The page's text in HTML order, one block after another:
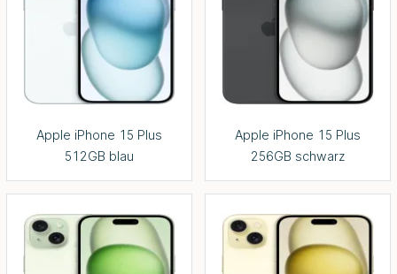
Apple iPhone 15 Plus
512GB blau
Apple iPhone 15 Plus
256GB schwarz